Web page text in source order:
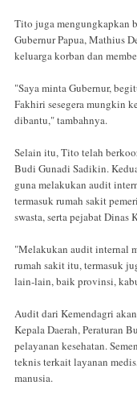
Tito juga mengungkapkan
Gubernur Papua, Mathius
keluarga korban dan
"Saya minta Gubernur,
Fakhiri sesegera mungkin
dibantu," tambahnya.
Selain itu, Tito telah
Budi Gunadi Sadikin.
guna melakukan audit
termasuk rumah sakit
swasta, serta pejabat Dinas
"Melakukan audit internal
rumah sakit itu, termasuk
lain-lain, baik provinsi,
Audit dari Kemendagri
Kepala Daerah, Peraturan
pelayanan kesehatan.
teknis terkait layanan
manusia.